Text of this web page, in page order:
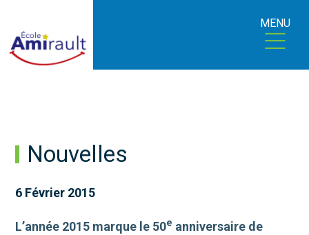
MENU
Nouvelles
6 Février 2015
L’année 2015 marque le 50e anniversaire de